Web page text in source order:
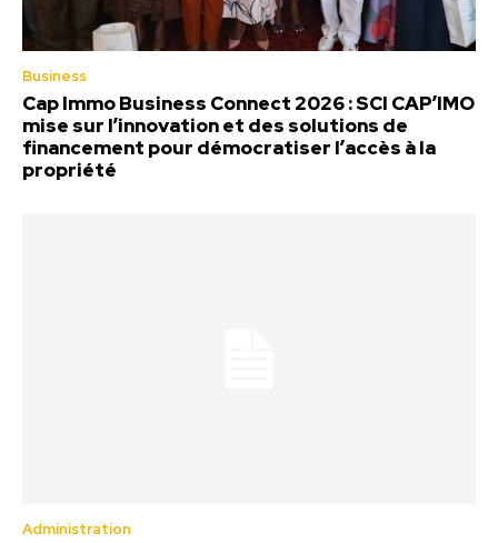
Business
Cap Immo Business Connect 2026 : SCI CAP’IMO
mise sur l’innovation et des solutions de
financement pour démocratiser l’accès à la
propriété
Administration